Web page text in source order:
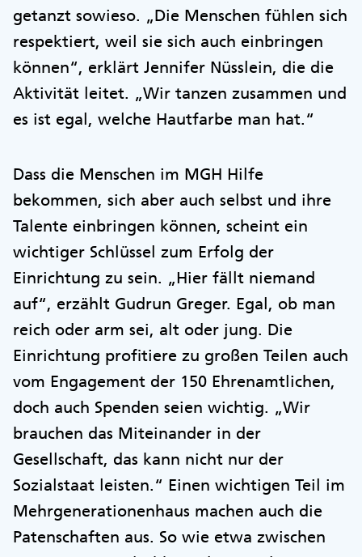
getanzt sowieso. „Die Menschen fühlen sich
respektiert, weil sie sich auch einbringen
können“, erklärt Jennifer Nüsslein, die die
Aktivität leitet. „Wir tanzen zusammen und
es ist egal, welche Hautfarbe man hat.“
Dass die Menschen im MGH Hilfe
bekommen, sich aber auch selbst und ihre
Talente einbringen können, scheint ein
wichtiger Schlüssel zum Erfolg der
Einrichtung zu sein. „Hier fällt niemand
auf“, erzählt Gudrun Greger. Egal, ob man
reich oder arm sei, alt oder jung. Die
Einrichtung profitiere zu großen Teilen auch
vom Engagement der 150 Ehrenamtlichen,
doch auch Spenden seien wichtig. „Wir
brauchen das Miteinander in der
Gesellschaft, das kann nicht nur der
Sozialstaat leisten.“ Einen wichtigen Teil im
Mehrgenerationenhaus machen auch die
Patenschaften aus. So wie etwa zwischen